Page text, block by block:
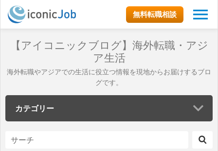
無料転職相談
【アイコニックブログ】海外転職・アジ
ア生活
海外転職やアジアでの生活に役立つ情報を現地からお届けするブロ
グです。
カテゴリー